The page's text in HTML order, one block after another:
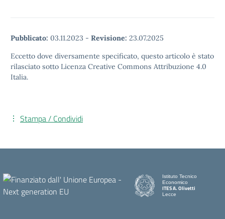
Pubblicato: 03.11.2023 - Revisione: 23.07.2025
Eccetto dove diversamente specificato, questo articolo è stato
rilasciato sotto Licenza Creative Commons Attribuzione 4.0
Italia.
Stampa / Condividi
Istituto Tecnico
Economico
ITES A. Olivetti
Lecce